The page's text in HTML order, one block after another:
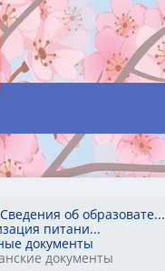
Сведения об образовате...
питани...
документы
документы